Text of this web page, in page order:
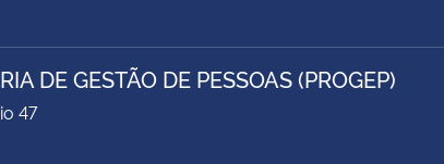
DE GESTÃO DE PESSOAS (PROGEP)
47